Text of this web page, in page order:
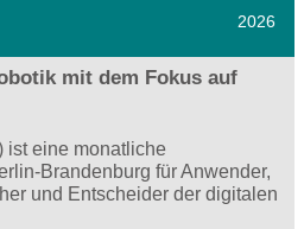
2026
mit dem Fokus auf
ist eine monatliche
Brandenburg für Anwender,
und Entscheider der digitalen